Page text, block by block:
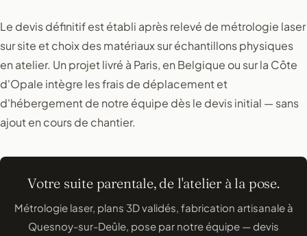
Le devis définitif est établi après relevé de métrologie laser
sur site et choix des matériaux sur échantillons physiques
en atelier. Un projet livré à Paris, en Belgique ou sur la Côte
d'Opale intègre les frais de déplacement et
d'hébergement de notre équipe dès le devis initial — sans
ajout en cours de chantier.
Votre suite parentale, de l'atelier à la pose.
Métrologie laser, plans 3D validés, fabrication artisanale à
Quesnoy-sur-Deûle, pose par notre équipe — devis